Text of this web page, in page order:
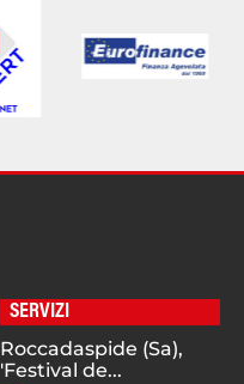
SERVIZI
Roccadaspide (Sa),
'Festival de...